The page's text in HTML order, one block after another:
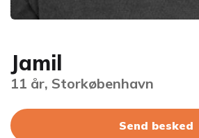
Jamil
11 år, Storkøbenhavn
Send besked